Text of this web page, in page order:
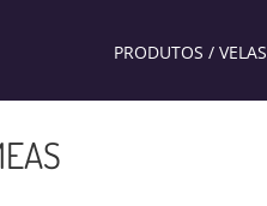
PRODUTOS / VELAS